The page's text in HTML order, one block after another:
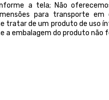
a tela; Não
para transporte em
tratar de um produto de uso
a embalagem do produto não